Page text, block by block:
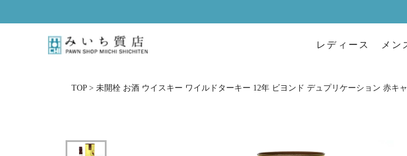
レディース メン
TOP > 未開栓 お酒 ウイスキー ワイルドターキー 12年 ビヨンド デュプリケーション 赤キ